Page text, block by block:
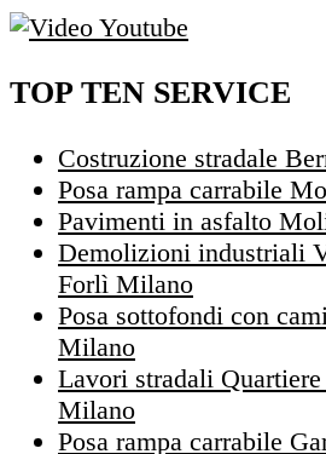
TOP TEN SERVICE
Costruzione stradale
Posa rampa carrabile
Pavimenti in asfalto
Demolizioni industriali
Forlì Milano
Posa sottofondi con
Milano
Lavori stradali
Milano
Posa rampa carrabile